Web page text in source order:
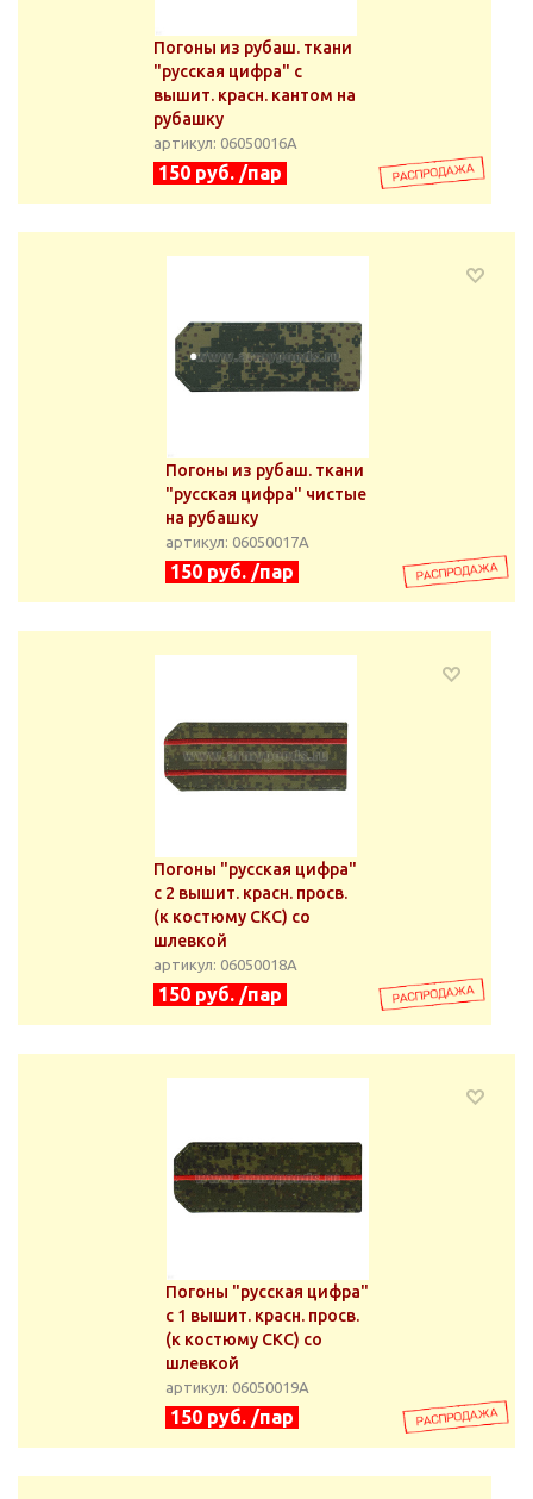
Погоны из рубаш. ткани
"русская цифра" с
вышит. красн. кантом на
рубашку
артикул: 06050016А
150 руб. /пар
Погоны из рубаш. ткани
"русская цифра" чистые
на рубашку
артикул: 06050017А
150 руб. /пар
Погоны "русская цифра"
с 2 вышит. красн. просв.
(к костюму СКС) со
шлевкой
артикул: 06050018А
150 руб. /пар
Погоны "русская цифра"
с 1 вышит. красн. просв.
(к костюму СКС) со
шлевкой
артикул: 06050019А
150 руб. /пар